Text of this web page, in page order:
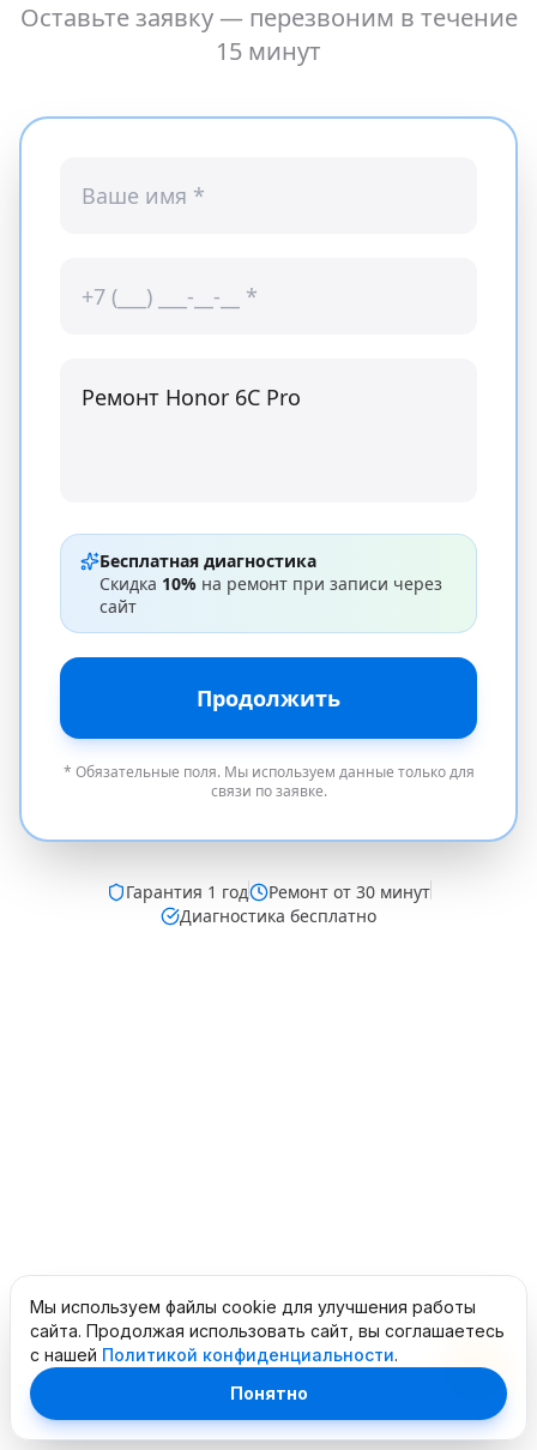
Оставьте заявку — перезвоним в течение
15 минут
Бесплатная диагностика
Скидка 10% на ремонт при записи через
сайт
Продолжить
* Обязательные поля. Мы используем данные только для
связи по заявке.
Гарантия 1 год
Ремонт от 30 минут
Диагностика бесплатно
Мы используем файлы cookie для улучшения работы
сайта. Продолжая использовать сайт, вы соглашаетесь
с нашей Политикой конфиденциальности.
Понятно